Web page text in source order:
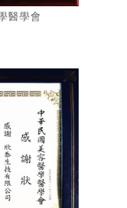
醫學會